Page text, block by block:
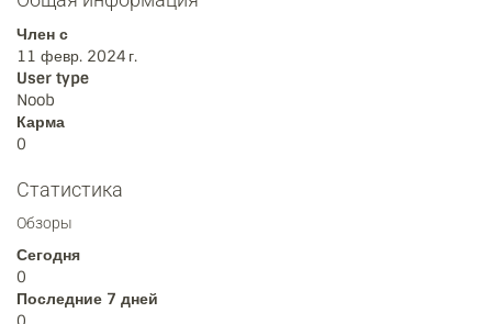
Член с
11 февр. 2024 г.
User type
Noob
Карма
0
Статистика
Обзоры
Сегодня
0
Последние 7 дней